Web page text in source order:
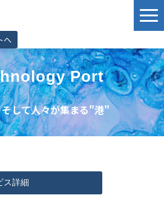
へ
サービス
リューション
導入事例
Technology Port
選ばれる理由
Port
して人々が集まる"港"
ス詳細